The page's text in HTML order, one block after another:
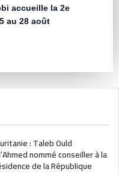
accueille la 2e
au 28 août
: Taleb Ould
nommé conseiller à la
de la République